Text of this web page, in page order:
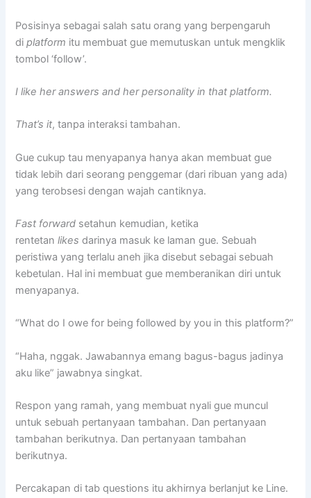
Posisinya sebagai salah satu orang yang berpengaruh
diplatform itu membuat gue memutuskan untuk mengklik
tombol ‘follow’.
I like her answers and her personality in that platform.
That’s it, tanpa interaksi tambahan.
Gue cukup tau menyapanya hanya akan membuat gue
tidak lebih dari seorang penggemar (dari ribuan yang ada)
yang terobsesi dengan wajah cantiknya.
Fast forward setahun kemudian, ketika
rentetanlikes darinya masuk ke laman gue. Sebuah
peristiwa yang terlalu aneh jika disebut sebagai sebuah
kebetulan. Hal ini membuat gue memberanikan diri untuk
menyapanya.
“What do I owe for being followed by you in this platform?”
“Haha, nggak. Jawabannya emang bagus-bagus jadinya
aku like” jawabnya singkat.
Respon yang ramah, yang membuat nyali gue muncul
untuk sebuah pertanyaan tambahan. Dan pertanyaan
tambahan berikutnya. Dan pertanyaan tambahan
berikutnya.
Percakapan di tab questions itu akhirnya berlanjut ke Line.